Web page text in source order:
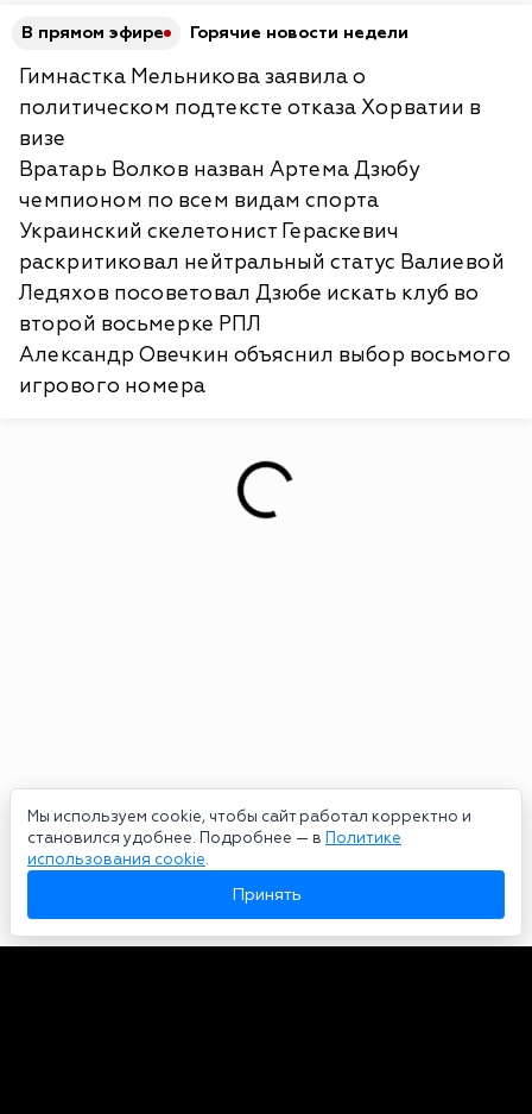
Мы используем cookie, чтобы сайт работал корректно и
становился удобнее. Подробнее — в Политике
использования cookie.
Принять
В прямом эфире Горячие новости недели
Гимнастка Мельникова заявила о
политическом подтексте отказа Хорватии в
визе
Вратарь Волков назван Артема Дзюбу
чемпионом по всем видам спорта
Украинский скелетонист Гераскевич
раскритиковал нейтральный статус Валиевой
Ледяхов посоветовал Дзюбе искать клуб во
второй восьмерке РПЛ
Александр Овечкин объяснил выбор восьмого
игрового номера